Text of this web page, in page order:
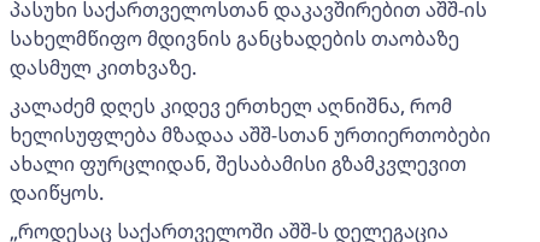
პასუხი საქართველოსთან დაკავშირებით აშშ-ის
სახელმწიფო მდივნის განცხადების თაობაზე
დასმულ კითხვაზე.
კალაძემ დღეს კიდევ ერთხელ აღნიშნა, რომ
ხელისუფლება მზადაა აშშ-სთან ურთიერთობები
ახალი ფურცლიდან, შესაბამისი გზამკვლევით
დაიწყოს.
„როდესაც საქართველოში აშშ-ს დელეგაცია